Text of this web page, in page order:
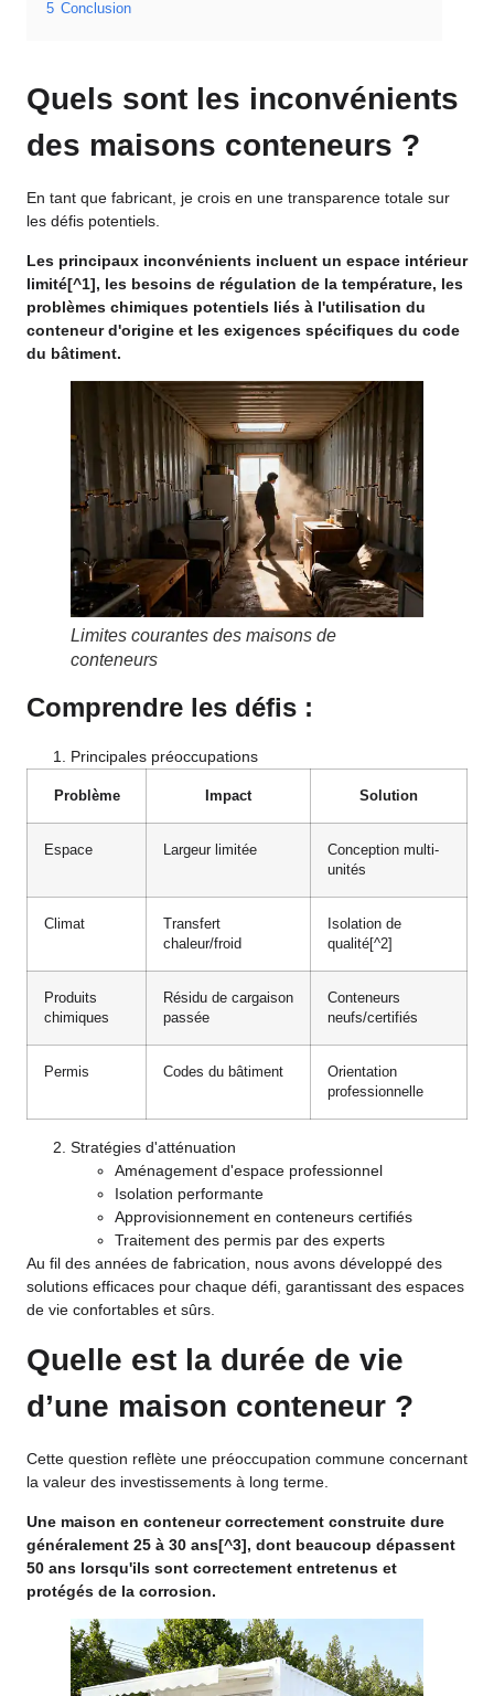
5 Conclusion
Quels sont les inconvénients
des maisons conteneurs ?
En tant que fabricant, je crois en une transparence totale sur
les défis potentiels.
Les principaux inconvénients incluent un espace intérieur
limité[^1], les besoins de régulation de la température, les
problèmes chimiques potentiels liés à l'utilisation du
conteneur d'origine et les exigences spécifiques du code
du bâtiment.
Limites courantes des maisons de
conteneurs
Comprendre les défis :
Principales préoccupations
Problème Impact Solution
Espace Largeur limitée
Conception multi-
unités
Climat
Transfert
chaleur/froid
Isolation de
qualité [^2]
Produits
chimiques
Résidu de cargaison
passée
Conteneurs
neufs/certifiés
Permis Codes du bâtiment
Orientation
professionnelle
Stratégies d'atténuation
Aménagement d'espace professionnel
Isolation performante
Approvisionnement en conteneurs certifiés
Traitement des permis par des experts
Au fil des années de fabrication, nous avons développé des
solutions efficaces pour chaque défi, garantissant des espaces
de vie confortables et sûrs.
Quelle est la durée de vie
d’une maison conteneur ?
Cette question reflète une préoccupation commune concernant
la valeur des investissements à long terme.
Une maison en conteneur correctement construite dure
généralement 25 à 30 ans[^3], dont beaucoup dépassent
50 ans lorsqu'ils sont correctement entretenus et
protégés de la corrosion.